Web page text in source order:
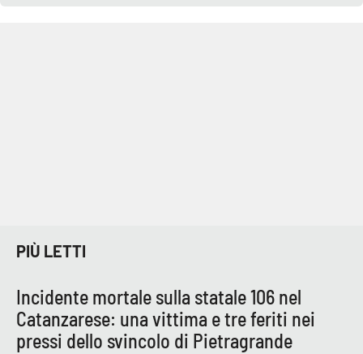
PIÙ LETTI
Incidente mortale sulla statale 106 nel
Catanzarese: una vittima e tre feriti nei
pressi dello svincolo di Pietragrande